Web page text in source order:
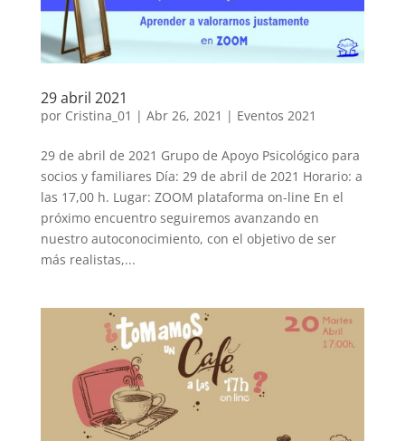
29 abril 2021
por Cristina_01 | Abr 26, 2021 | Eventos 2021
29 de abril de 2021 Grupo de Apoyo Psicológico para
socios y familiares Día: 29 de abril de 2021 Horario: a
las 17,00 h. Lugar: ZOOM plataforma on-line En el
próximo encuentro seguiremos avanzando en
nuestro autoconocimiento, con el objetivo de ser
más realistas,...